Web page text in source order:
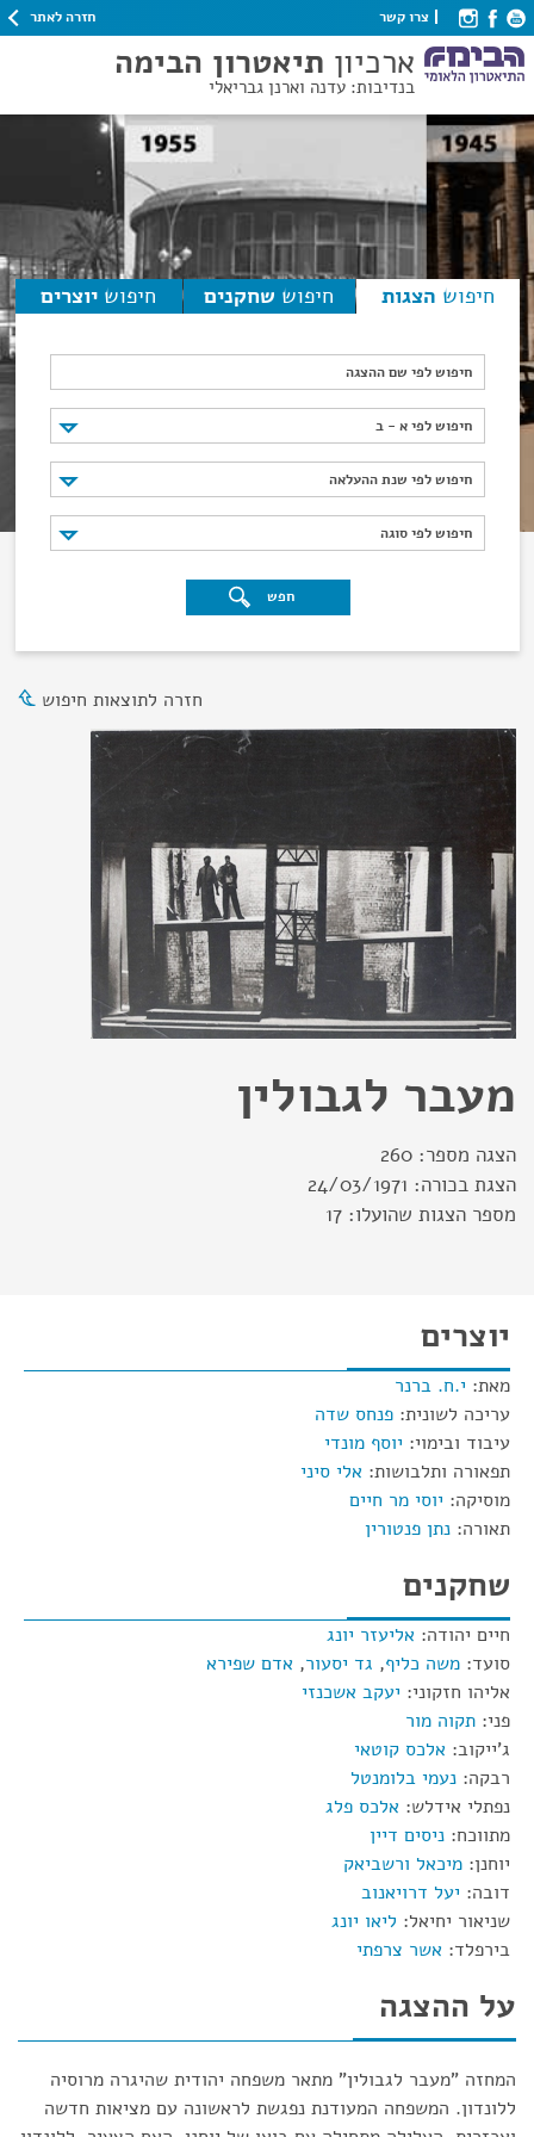
צרו קשר חזרה לאתר
ארכיון תיאטרון הבימה
בנדיבות: עדנה וארנן גבריאלי
חיפוש הצגות חיפוש שחקנים חיפוש יוצרים
חיפוש לפי שם ההצגה
חיפוש לפי א - ב
חיפוש לפי א - ב
חיפוש לפי שנת ההעלאה
חיפוש לפי שנת ההעלאה
חיפוש לפי סוגה
חיפוש לפי סוגה
חפש
חזרה לתוצאות חיפוש
מעבר לגבולין
הצגה מספר: 260
הצגת בכורה: 24/03/1971
מספר הצגות שהועלו: 17
יוצרים
מאת: י.ח. ברנר
עריכה לשונית: פנחס שדה
עיבוד ובימוי: יוסף מונדי
תפאורה ותלבושות: אלי סיני
מוסיקה: יוסי מר חיים
תאורה: נתן פנטורין
שחקנים
חיים יהודה: אליעזר יונג
סועד: משה כליף, גד יסעור, אדם שפירא
אליהו חזקוני: יעקב אשכנזי
פני: תקוה מור
ג'ייקוב: אלכס קוטאי
רבקה: נעמי בלומנטל
נפתלי אידלש: אלכס פלג
מתווכח: ניסים דיין
יוחנן: מיכאל ורשביאק
דובה: יעל דרויאנוב
שניאור יחיאל: ליאו יונג
בירפלד: אשר צרפתי
על ההצגה
המחזה "מעבר לגבולין" מתאר משפחה יהודית שהיגרה מרוסיה
ללונדון. המשפחה המעודנת נפגשת לראשונה עם מציאות חדשה